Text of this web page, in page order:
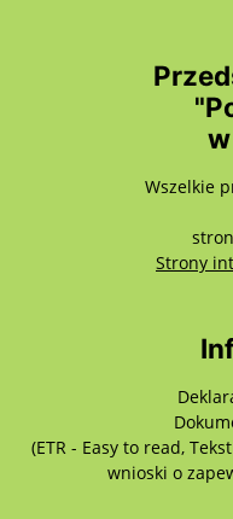
Wszelkie
Strony
(ETR - Easy to read,
wnioski o